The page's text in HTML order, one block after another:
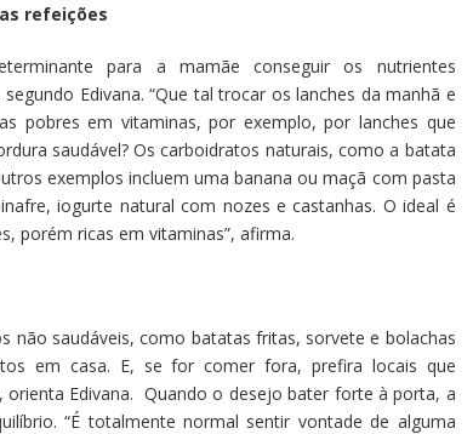
refeições
para a mamãe conseguir os nutrientes
Edivana. “Que tal trocar os lanches da manhã e
pobres em vitaminas, por exemplo, por lanches que
saudável? Os carboidratos naturais, como a batata
exemplos incluem uma banana ou maçã com pasta
iogurte natural com nozes e castanhas. O ideal é
porém ricas em vitaminas”, afirma.
não saudáveis, como batatas fritas, sorvete e bolachas
em casa. E, se for comer fora, prefira locais que
orienta Edivana. Quando o desejo bater forte à porta, a
“É totalmente normal sentir vontade de alguma